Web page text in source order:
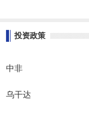
投资政策
中非
乌干达